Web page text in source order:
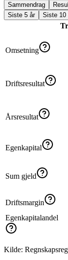
Sammendrag
Siste 5 år
Siste 10
Omsetning
Driftsresultat
Årsresultat
Egenkapital
Sum gjeld
Driftsmargin
Egenkapitalandel
Kilde: